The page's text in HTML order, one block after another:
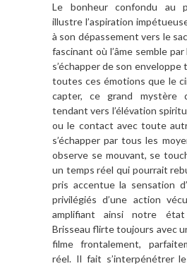
Le bonheur confondu au
illustre l’aspiration
à son dépassement vers le
fascinant où l’âme semble
s’échapper de son
toutes ces émotions que le
capter, ce grand mystère
tendant vers l’élévation
ou le contact avec toute
s’échapper par tous les
observe se mouvant, se
un temps réel qui pourrait
pris accentue la sensation
privilégiés d’une action
amplifiant ainsi notre
Brisseau flirte toujours avec
filme frontalement,
réel. Il fait s’interpénétrer